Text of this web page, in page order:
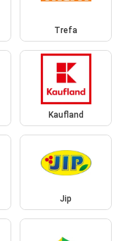
Trefa
Kaufland
Jip